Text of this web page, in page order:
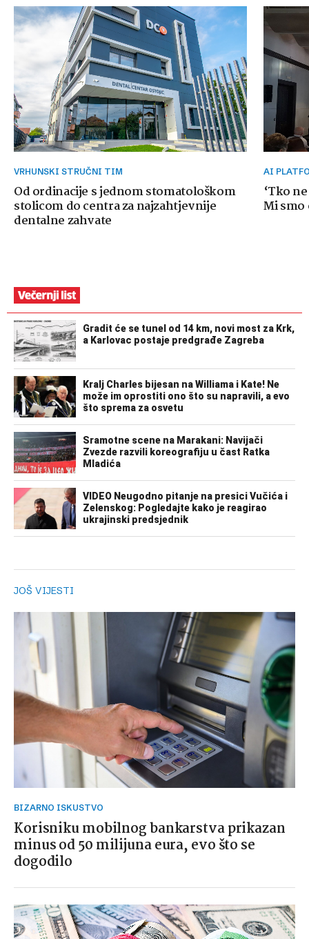
VRHUNSKI STRUČNI TIM
Od ordinacije s jednom stomatološkom
stolicom do centra za najzahtjevnije
dentalne zahvate
AI
‘Tko
Mi
JOŠ VIJESTI
BIZARNO ISKUSTVO
Korisniku mobilnog bankarstva prikazan
minus od 50 milijuna eura, evo što se
dogodilo